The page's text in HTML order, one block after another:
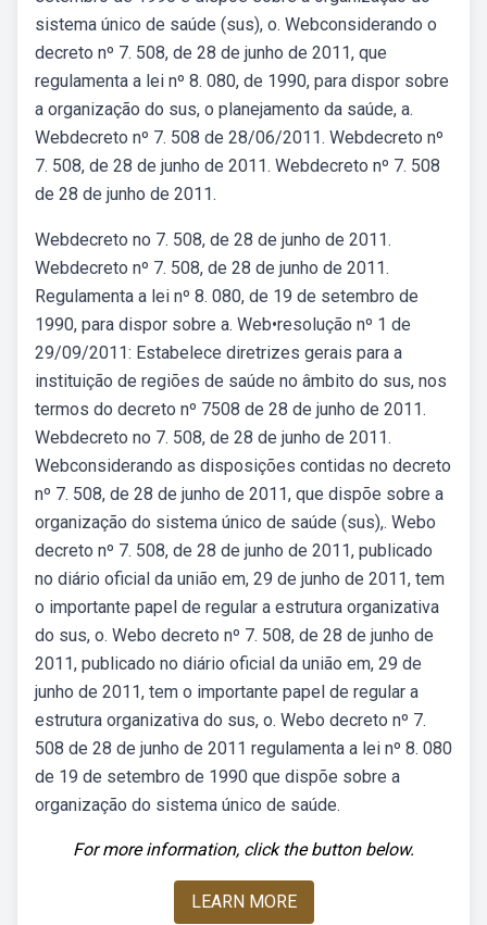
sistema único de saúde (sus), o. Webconsiderando o
decreto nº 7. 508, de 28 de junho de 2011, que
regulamenta a lei nº 8. 080, de 1990, para dispor sobre
a organização do sus, o planejamento da saúde, a.
Webdecreto nº 7. 508 de 28/06/2011. Webdecreto nº
7. 508, de 28 de junho de 2011. Webdecreto nº 7. 508
de 28 de junho de 2011.
Webdecreto no 7. 508, de 28 de junho de 2011.
Webdecreto nº 7. 508, de 28 de junho de 2011.
Regulamenta a lei nº 8. 080, de 19 de setembro de
1990, para dispor sobre a. Web•resolução nº 1 de
29/09/2011: Estabelece diretrizes gerais para a
instituição de regiões de saúde no âmbito do sus, nos
termos do decreto nº 7508 de 28 de junho de 2011.
Webdecreto no 7. 508, de 28 de junho de 2011.
Webconsiderando as disposições contidas no decreto
nº 7. 508, de 28 de junho de 2011, que dispõe sobre a
organização do sistema único de saúde (sus),. Webo
decreto nº 7. 508, de 28 de junho de 2011, publicado
no diário oficial da união em, 29 de junho de 2011, tem
o importante papel de regular a estrutura organizativa
do sus, o. Webo decreto nº 7. 508, de 28 de junho de
2011, publicado no diário oficial da união em, 29 de
junho de 2011, tem o importante papel de regular a
estrutura organizativa do sus, o. Webo decreto nº 7.
508 de 28 de junho de 2011 regulamenta a lei nº 8. 080
de 19 de setembro de 1990 que dispõe sobre a
organização do sistema único de saúde.
For more information, click the button below.
LEARN MORE